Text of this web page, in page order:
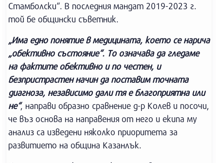
Стамболски“. В последния мандат 2019-2023 г.
той бе общински съветник.
„Има едно понятие в медицината, което се нарича
„обективно състояние“. То означава да гледаме
на фактите обективно и по честен, и
безпристрастен начин да поставим точната
диагноза, независимо дали тя е благоприятна или
не“, направи образно сравнение д-р Колев и посочи,
че въз основа на направения от него и екипа му
анализ са изведени няколко приоритета за
развитието на община Казанлък.